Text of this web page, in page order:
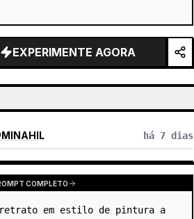
EXPERIMENTE AGORA
MINAHIL há 7 dias
COMPLETO
retrato em estilo de pintura a